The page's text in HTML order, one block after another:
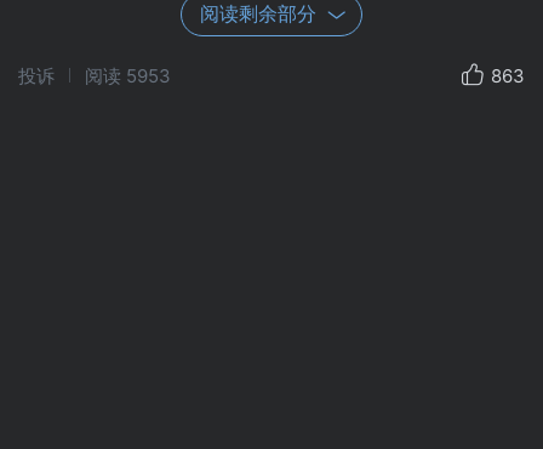
承运门
靖江王府是明朝藩王靖江王朱守谦（明太
阅读剩余部分
投诉 阅读 5953 863